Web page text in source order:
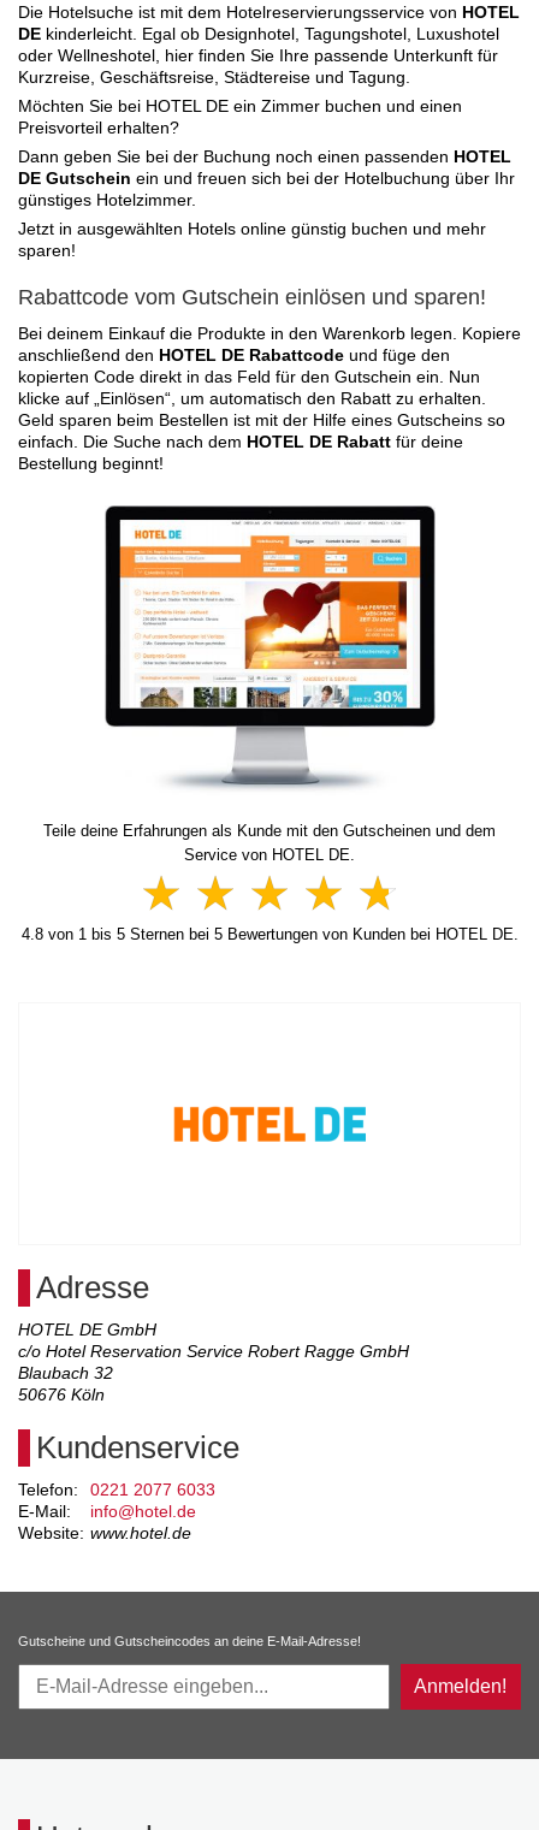
Die Hotelsuche ist mit dem Hotelreservierungsservice von HOTEL
DE kinderleicht. Egal ob Designhotel, Tagungshotel, Luxushotel
oder Wellneshotel, hier finden Sie Ihre passende Unterkunft für
Kurzreise, Geschäftsreise, Städtereise und Tagung.
Möchten Sie bei HOTEL DE ein Zimmer buchen und einen
Preisvorteil erhalten?
Dann geben Sie bei der Buchung noch einen passenden HOTEL
DE Gutschein ein und freuen sich bei der Hotelbuchung über Ihr
günstiges Hotelzimmer.
Jetzt in ausgewählten Hotels online günstig buchen und mehr
sparen!
Rabattcode vom Gutschein einlösen und sparen!
Bei deinem Einkauf die Produkte in den Warenkorb legen. Kopiere
anschließend den HOTEL DE Rabattcode und füge den
kopierten Code direkt in das Feld für den Gutschein ein. Nun
klicke auf „Einlösen“, um automatisch den Rabatt zu erhalten.
Geld sparen beim Bestellen ist mit der Hilfe eines Gutscheins so
einfach. Die Suche nach dem HOTEL DE Rabatt für deine
Bestellung beginnt!
Teile deine Erfahrungen als Kunde mit den Gutscheinen und dem
Service von HOTEL DE.
4.8von 1 bis 5Sternen bei 5Bewertungen von Kunden bei HOTEL DE.
Adresse
HOTEL DE GmbH
c/o Hotel Reservation Service Robert Ragge GmbH
Blaubach 32
50676 Köln
Kundenservice
Telefon:
0221 2077 6033
E-Mail:
info@hotel.de
Website: www.hotel.de
Gutscheine und Gutscheincodes an deine E-Mail-Adresse!
Anmelden!